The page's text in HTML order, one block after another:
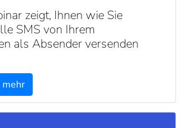
zeigt, Ihnen wie Sie
SMS von Ihrem
als Absender versenden
mehr